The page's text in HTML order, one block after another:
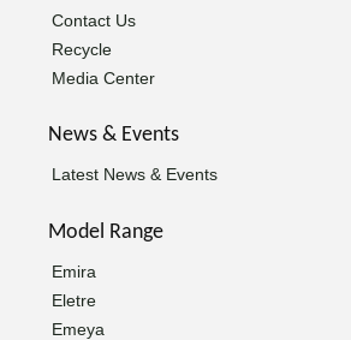
Contact Us
Recycle
Media Center
News & Events
Latest News & Events
Model Range
Emira
Eletre
Emeya